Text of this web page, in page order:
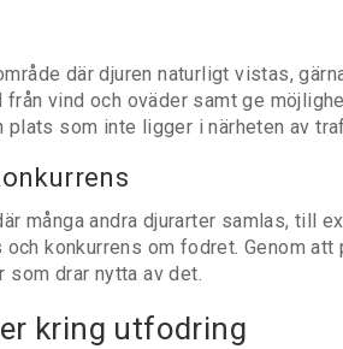
där djuren naturligt vistas,
vind och oväder samt ge
som inte ligger i närheten av
många andra djurarter samlas, till
konkurrens om fodret. Genom att
som drar nytta av det.
kring utfodring